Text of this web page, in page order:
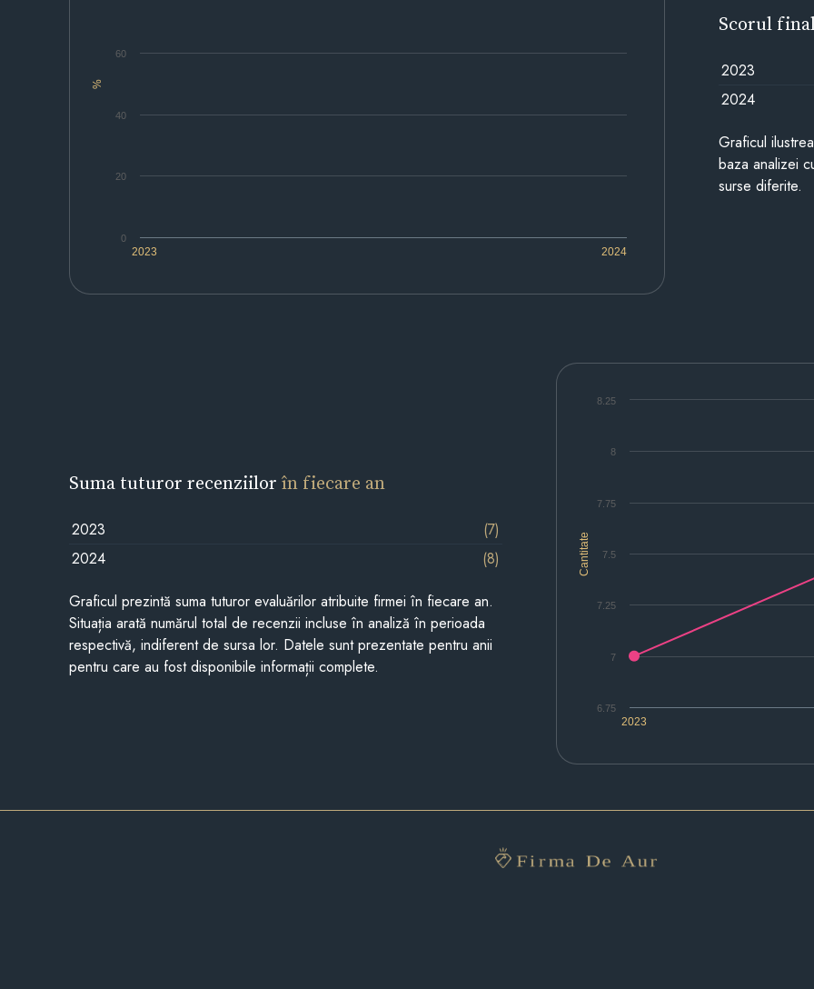
%
2023 2024
0
20
40
60
Scorul
2023
2024
Graficul
baza analizei
surse diferite.
Cantitate
2023
6.75
7
7.25
7.5
7.75
8
8.25
Suma tuturor recenziilorîn fiecare an
2023
(7)
2024
(8)
Graficul prezintă suma tuturor evaluărilor atribuite firmei în fiecare an.
Situația arată numărul total de recenzii incluse în analiză în perioada
respectivă, indiferent de sursa lor. Datele sunt prezentate pentru anii
pentru care au fost disponibile informații complete.